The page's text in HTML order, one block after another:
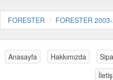
FORESTER FORESTER
Anasayfa Hakkımızda